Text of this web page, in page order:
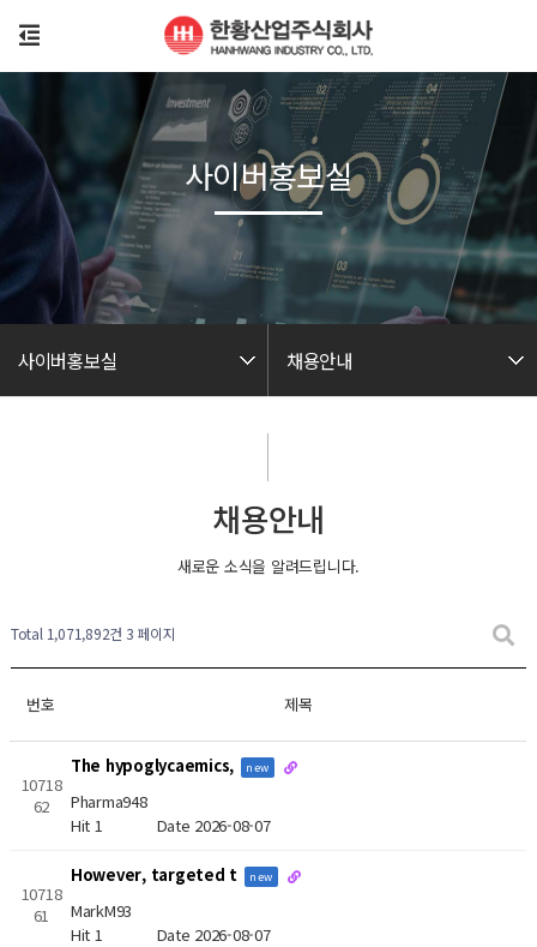
사이버홍보실 채용안내
사이버홍보실
채용안내
새로운 소식을 알려드립니다.
Total 1,071,892건 3 페이지
번호 제목
10718
62
The hypoglycaemics, new
Pharma948
Hit 1 Date 2026-08-07
10718
61
However, targeted t new
MarkM93
Hit 1 Date 2026-08-07